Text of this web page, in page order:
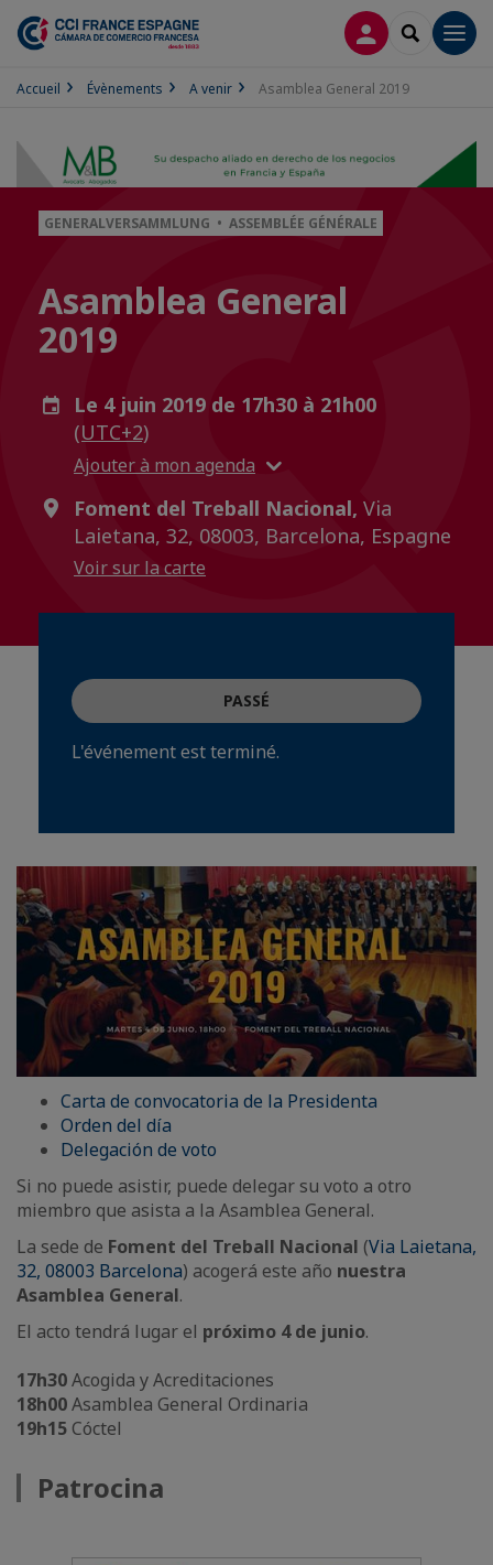
CONNEXION
Accueil Évènements A venir Asamblea General 2019
GENERALVERSAMMLUNG • ASSEMBLÉE GÉNÉRALE
Asamblea General
2019
Le 4 juin 2019 de 17h30 à 21h00
(UTC+2)
Ajouter à mon agenda
Foment del Treball Nacional, Via
Laietana, 32, 08003, Barcelona, Espagne
Voir sur la carte
PASSÉ
L'événement est terminé.
Carta de convocatoria de la Presidenta
Orden del día​​​​​​​
Delegación de voto
Si no puede asistir, puede delegar su voto a otro
miembro que asista a la Asamblea General.
La sede de Foment del Treball Nacional (Via Laietana,
32, 08003 Barcelona) acogerá este año nuestra
Asamblea General.
El acto tendrá lugar el próximo 4 de junio.
17h30Acogida y Acreditaciones
18h00Asamblea General Ordinaria
19h15 Cóctel
Patrocina